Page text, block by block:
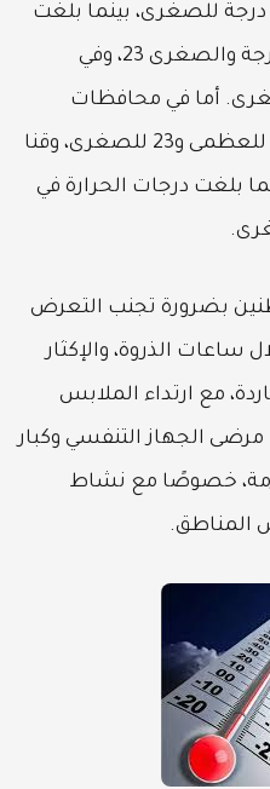
الكبرى 34 درجة للعظمى و23 درجة للصغرى، بينما بلغت
العظمى في الإسكندرية 31 درجة والصغرى 23، وفي
للعظمى و22 للصغرى. أما في محافظات
الصعيد، فسجلت سوهاج 37 للعظمى و23 للصغرى، وقنا
فيما بلغت درجات الحرارة في
بضرورة تجنب التعرض
الذروة، والإكثار
مع ارتداء الملابس
الجهاز التنفسي وكبار
خصوصًا مع نشاط
المناطق.